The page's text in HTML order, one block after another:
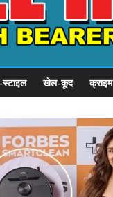
खेल-कूद क्राइम